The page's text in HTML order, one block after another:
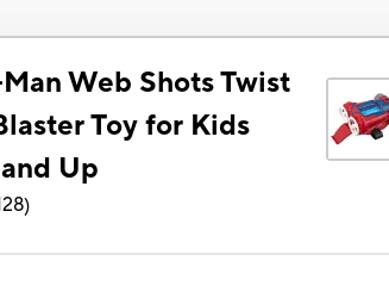
Web Shots Twist
Toy for Kids
Up
)